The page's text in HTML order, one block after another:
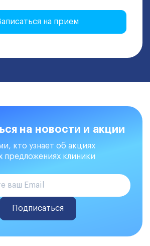
на прием
на новости и акции
кто узнает об акциях
предложениях клиники
Подписаться